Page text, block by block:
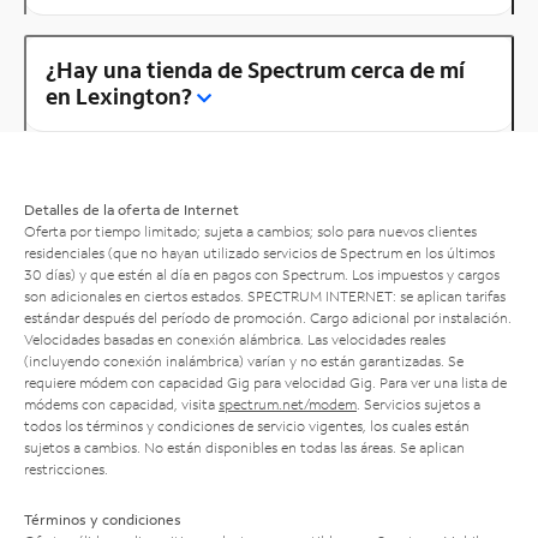
¿Hay una tienda de Spectrum cerca de mí
en Lexington?
Detalles de la oferta de Internet
Oferta por tiempo limitado; sujeta a cambios; solo para nuevos clientes
residenciales (que no hayan utilizado servicios de Spectrum en los últimos
30 días) y que estén al día en pagos con Spectrum. Los impuestos y cargos
son adicionales en ciertos estados. SPECTRUM INTERNET: se aplican tarifas
estándar después del período de promoción. Cargo adicional por instalación.
Velocidades basadas en conexión alámbrica. Las velocidades reales
(incluyendo conexión inalámbrica) varían y no están garantizadas. Se
requiere módem con capacidad Gig para velocidad Gig. Para ver una lista de
módems con capacidad, visita spectrum.net/modem . Servicios sujetos a
todos los términos y condiciones de servicio vigentes, los cuales están
sujetos a cambios. No están disponibles en todas las áreas. Se aplican
restricciones.
Términos y condiciones